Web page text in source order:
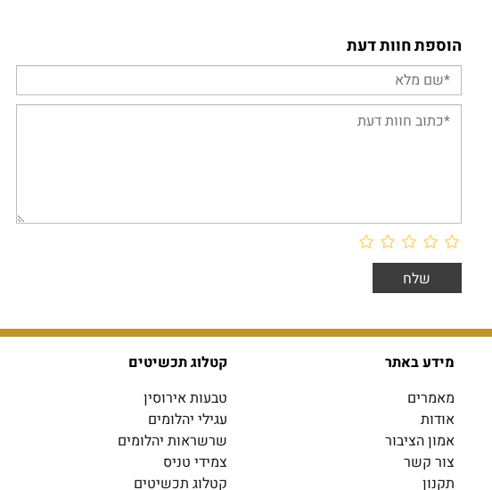
הוספת חוות דעת
מידע באתר
מאמרים
אודות
אמון הציבור
צור קשר
תקנון
קטלוג תכשיטים
טבעות אירוסין
עגילי יהלומים
שרשראות יהלומים
צמידי טניס
קטלוג תכשיטים